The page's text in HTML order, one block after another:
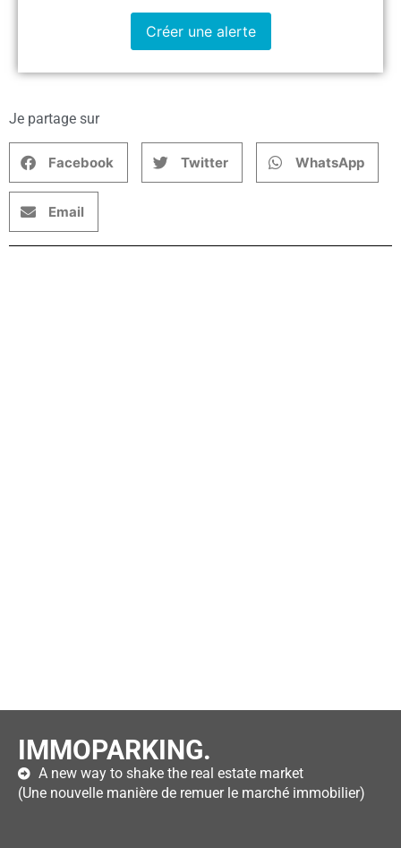
Créer une alerte
Je partage sur
Facebook Twitter WhatsApp
Email
IMMOPARKING.
A new way to shake the real estate market
(Une nouvelle manière de remuer le marché immobilier)